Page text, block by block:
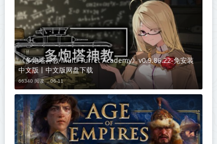
《多炮塔神教 Multi Turret Academy》v0.9.86.22-免安装
中文版丨中文版网盘下载
66340 阅读 ，06-11